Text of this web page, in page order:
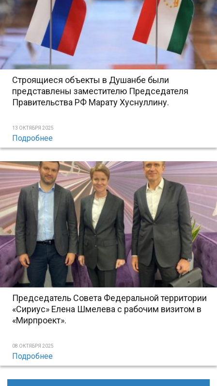
Строящиеся объекты в Душанбе были
представлены заместителю Председателя
Правительства РФ Марату Хуснуллину.
13 ОКТЯБРЯ 2025
Подробнее
Председатель Совета Федеральной территории
«Сириус» Елена Шмелева с рабочим визитом в
«Мирпроект».
08 ОКТЯБРЯ 2025
Подробнее